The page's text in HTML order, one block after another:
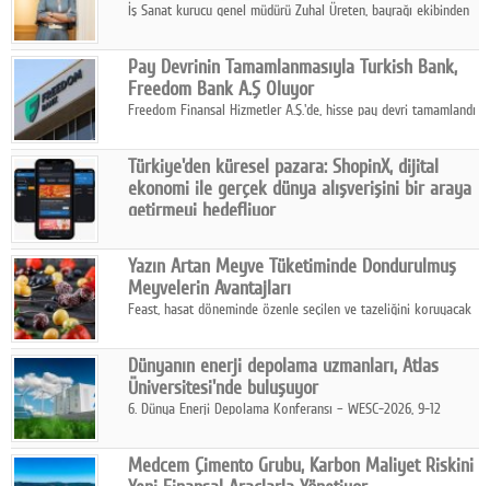
İş Sanat kurucu genel müdürü Zuhal Üreten, bayrağı ekibinden
Pay Devrinin Tamamlanmasıyla Turkish Bank,
Freedom Bank A.Ş Oluyor
Freedom Finansal Hizmetler A.Ş.'de, hisse pay devri tamamlandı
Turkish Bank'ın ticaret unvanının “Freedom Bank A.Ş.” olmasına
karar verildi.
Türkiye'den küresel pazara: ShopinX, dijital
ekonomi ile gerçek dünya alışverişini bir araya
getirmeyi hedefliyor
ekonomi ile gerçek dünya alışveriş deneyimi arasında köprü
kurmayı hedefleyen vizyonuyla uluslararası pazarlara açılıyor.
Yazın Artan Meyve Tüketiminde Dondurulmuş
Meyvelerin Avantajları
Feast, hasat döneminde özenle seçilen ve tazeliğini koruyacak
pratik, güvenilir ve lezzetli bir alternatif sunuyor.
Dünyanın enerji depolama uzmanları, Atlas
Üniversitesi'nde buluşuyor
6. Dünya Enerji Depolama Konferansı – WESC-2026, 9-12
sahipliğinde gerçekleştirilecek.
Medcem Çimento Grubu, Karbon Maliyet Riskini